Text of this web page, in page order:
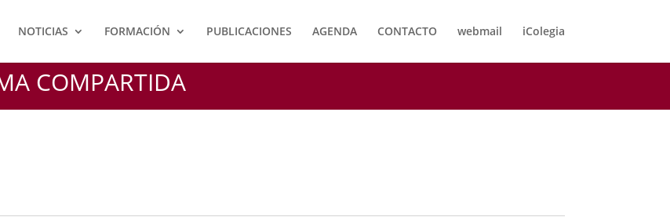
NOTICIAS FORMACIÓN PUBLICACIONES AGENDA CONTACTO webmail iColegia
COMPARTIDA